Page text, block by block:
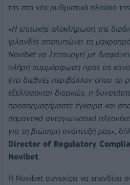
της στο νέο ρυθμιστικό πλαίσιο
«Η επιτυχής ολοκλήρωση της
Ιρλανδία αποτυπώνει τη
Novibetνα λειτουργεί με
πλήρη συμμόρφωση προς τις
ένα διεθνές περιβάλλον όπου τα
εξελίσσονται διαρκώς, η
προσαρμοζόμαστε έγκαιρα και
σημαντικό ανταγωνιστικό
για τη βιώσιμη ανάπτυξή μας» ,
Director of Regulatory
Novibet.
Η Novibet συνεχίζει να επενδύει